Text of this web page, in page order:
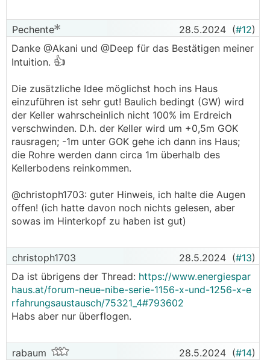
Pechente 28.5.2024 (#12)
Danke @Akani und @Deep für das Bestätigen meiner
Intuition. 👍
Die zusätzliche Idee möglichst hoch ins Haus
einzuführen ist sehr gut! Baulich bedingt (GW) wird
der Keller wahrscheinlich nicht 100% im Erdreich
verschwinden. D.h. der Keller wird um +0,5m GOK
rausragen; -1m unter GOK gehe ich dann ins Haus;
die Rohre werden dann circa 1m überhalb des
Kellerbodens reinkommen.
@christoph1703: guter Hinweis, ich halte die Augen
offen! (ich hatte davon noch nichts gelesen, aber
sowas im Hinterkopf zu haben ist gut)
christoph1703 28.5.2024 (#13)
Da ist übrigens der Thread: https://www.energiespar
haus.at/forum-neue-nibe-serie-1156-x-und-1256-x-e
rfahrungsaustausch/75321_4#793602
Habs aber nur überflogen.
rabaum 28.5.2024 (#14)